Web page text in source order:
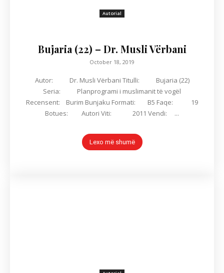
Autorial
Bujaria (22) – Dr. Musli Vërbani
October 18, 2019
Autor: Dr. Musli Vërbani Titulli: Bujaria (22)
Seria: Planprogrami i muslimanit të vogël
Recensent: Burim Bunjaku Formati: B5 Faqe: 19
Botues: Autori Viti: 2011 Vendi: ...
Lexo më shumë